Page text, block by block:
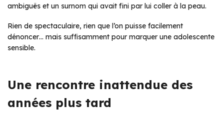
ambiguës et un surnom qui avait fini par lui coller à la peau.
Rien de spectaculaire, rien que l’on puisse facilement
dénoncer… mais suffisamment pour marquer une adolescente
sensible.
Une rencontre inattendue des
années plus tard